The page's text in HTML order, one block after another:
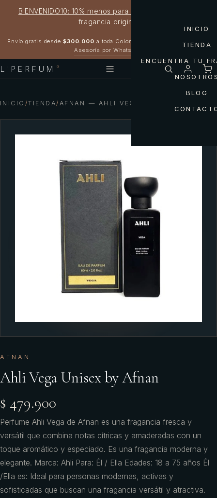
BIENVENIDO10: 10% menos para estrenar tu próxima
fragancia original
Envío gratis desde $300.000 a toda Colombia
Asesoría por WhatsApp
L'PERFUM ®
INICIO
TIENDA
ENCUENTRA TU
BLOG
INICIO /TIENDA/ AFNAN — AHLI VEGA UNISEX BY AFNAN
AFNAN
Ahli Vega Unisex by Afnan
$ 479.900
Perfume Ahli Vega de Afnan es una fragancia fresca y
versátil que combina notas cítricas y amaderadas con un
toque aromático y especiado. Es una fragancia moderna y
elegante. Marca: Ahli Para: Él / Ella Edades: 18 a 75 años Él
/Ella es: Ideal para personas modernas, activas y
sofisticadas que buscan una fragancia versátil y atractiva.